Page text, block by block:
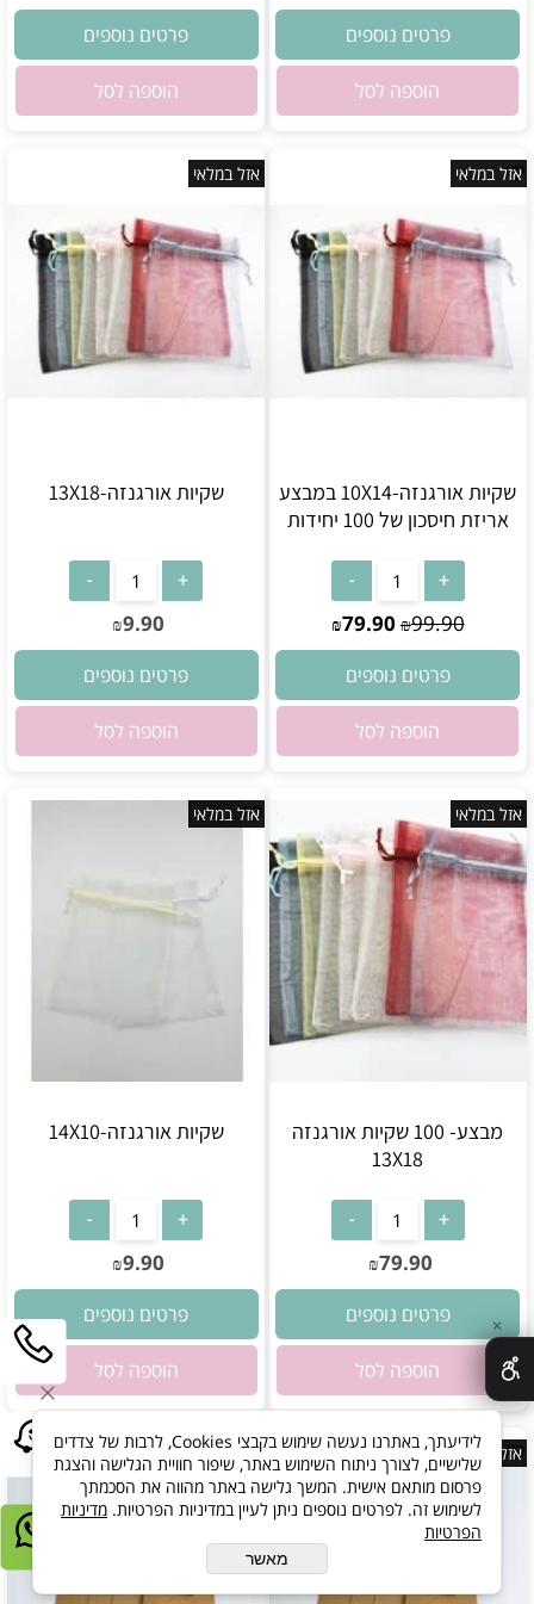
פרטים נוספים
הוספה לסל
פרטים נוספים
הוספה לסל
אזל במלאי
שקיות אורגנזה-10X14 במבצע
אריזת חיסכון של 100 יחידות
₪99.90
₪79.90
פרטים נוספים
הוספה לסל
אזל במלאי
שקיות אורגנזה-13X18
₪9.90
פרטים נוספים
הוספה לסל
אזל במלאי
מבצע- 100 שקיות אורגנזה
13X18
₪79.90
פרטים נוספים
הוספה לסל
אזל במלאי
שקיות אורגנזה-14X10
₪9.90
פרטים נוספים
הוספה לסל
אזל במלאי אזל במלאי
✕
לידיעתך, באתרנו נעשה שימוש בקבצי Cookies, לרבות של צדדים
שלישיים, לצורך ניתוח השימוש באתר, שיפור חוויית הגלישה והצגת
פרסום מותאם אישית. המשך גלישה באתר מהווה את הסכמתך
לשימוש זה. לפרטים נוספים ניתן לעיין במדיניות הפרטיות. מדיניות
הפרטיות
מאשר